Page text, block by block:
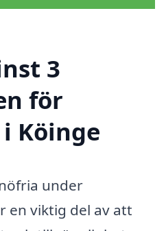
3
för
Köinge
under
en viktig del av att